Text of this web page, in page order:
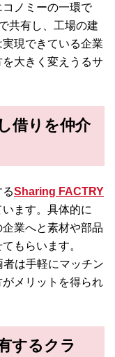
コノミーの一環で
共有し、工場の建
現できている企業
大きく変えうるサ
借りを仲介
Sharing FACTRY
ます。具体的に
業へと素材や部品
もらいます。
は手軽にマッチン
メリットを得られ
するクラ